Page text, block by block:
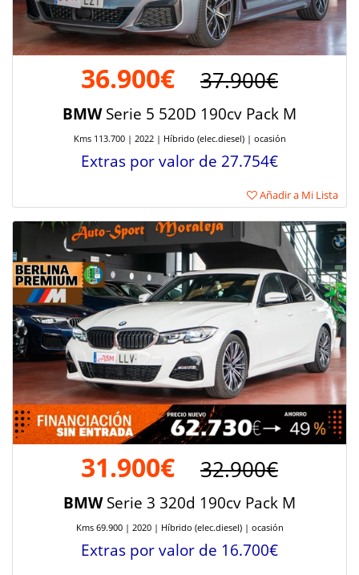
36.900€ 37.900€
BMWSerie 5 520D 190cv Pack M
Kms 113.700 | 2022 | Híbrido (elec.diesel) | ocasión
Extras por valor de 27.754€
Añadir a Mi Lista
31.900€ 32.900€
BMWSerie 3 320d 190cv Pack M
Kms 69.900 | 2020 | Híbrido (elec.diesel) | ocasión
Extras por valor de 16.700€